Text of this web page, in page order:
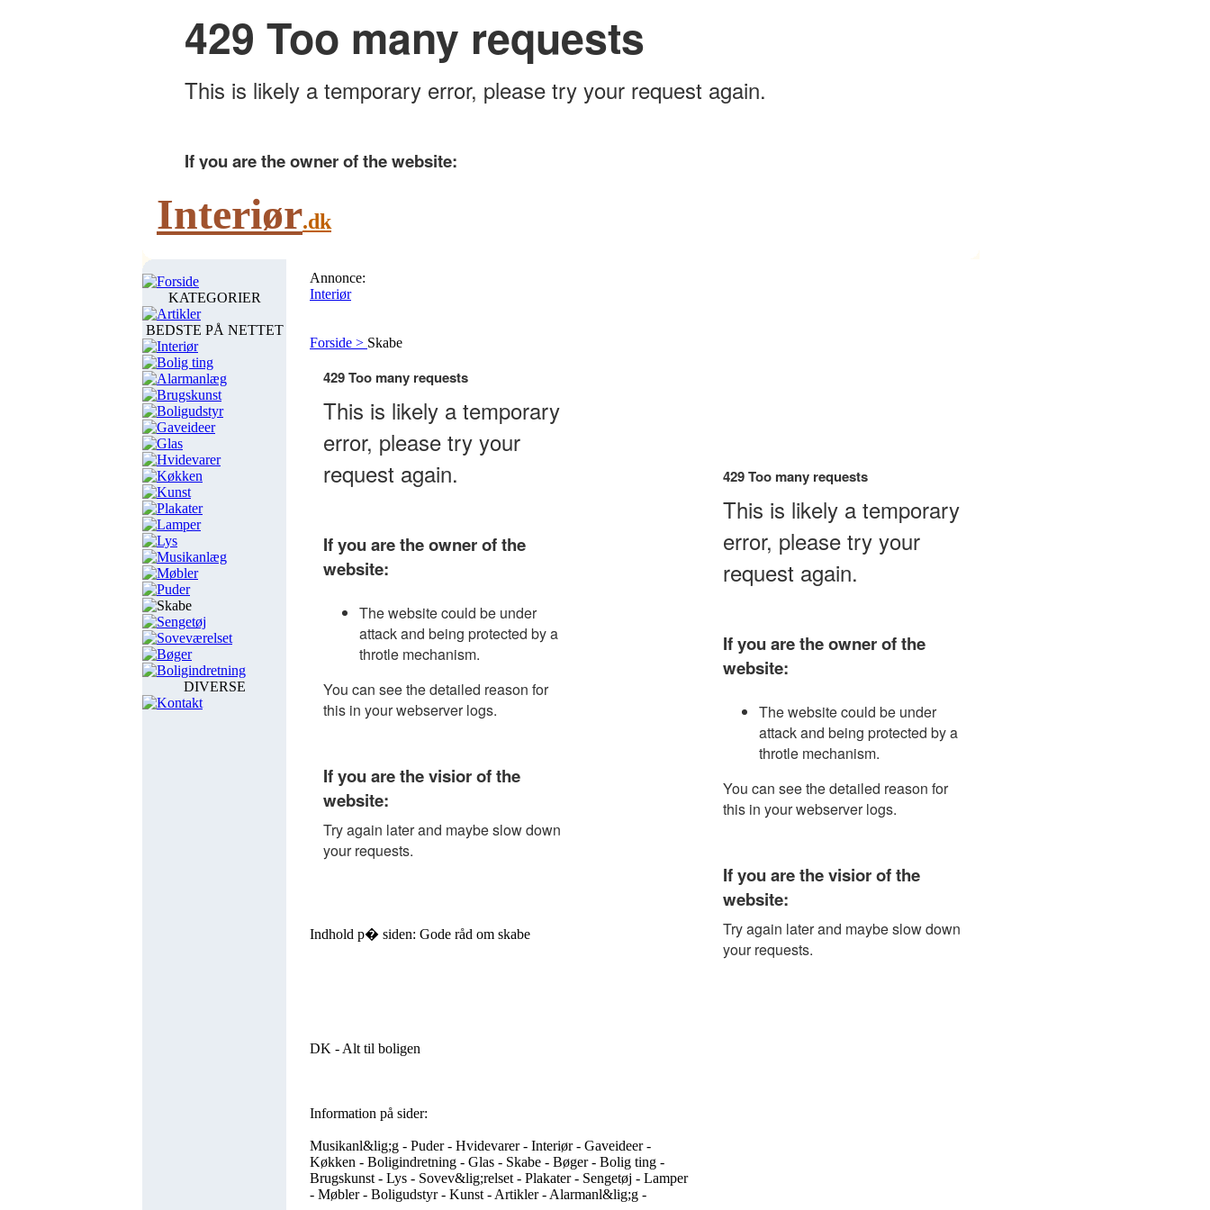
Interiør.dk
Forside
KATEGORIER
Artikler
BEDSTE PÅ NETTET
Interiør
Bolig ting
Alarmanlæg
Brugskunst
Boligudstyr
Gaveideer
Glas
Hvidevarer
Køkken
Kunst
Plakater
Lamper
Lys
Musikanlæg
Møbler
Puder
Skabe
Sengetøj
Soveværelset
Bøger
Boligindretning
DIVERSE
Kontakt
Annonce:
Interiør
Forside > Skabe
Indhold p� siden: Gode råd om skabe
DK - Alt til boligen
Information på sider:
Musikanl&lig;g - Puder - Hvidevarer - Interiør - Gaveideer -
Køkken - Boligindretning - Glas - Skabe - Bøger - Bolig ting -
Brugskunst - Lys - Sovev&lig;relset - Plakater - Sengetøj - Lamper
- Møbler - Boligudstyr - Kunst - Artikler - Alarmanl&lig;g -